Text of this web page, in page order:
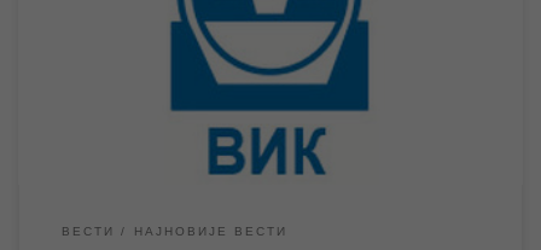
у насељеним местима, да воду троше рационално и избегавају
нерационалну потрошњу исте. Републички
хидрометоролошки завод и МУП Републике Србије упозорили
ВЕСТИ НАЈНОВИЈЕ ВЕСТИ